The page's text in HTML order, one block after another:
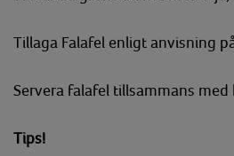
Tillaga Falafel enligt anvisning
Servera falafel tillsammans
Tips!